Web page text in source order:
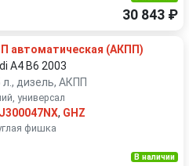
30 843 ₽
автоматическая (АКПП)
A4 B6 2003
л., дизель, АКПП
универсал
, GHZ
фишка
В наличии